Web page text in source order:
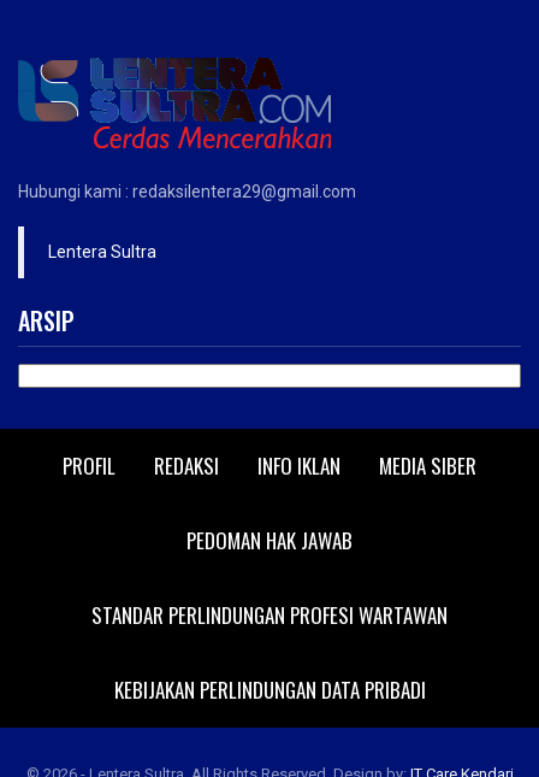
Hubungi kami : redaksilentera29@gmail.com
Lentera Sultra
ARSIP
PROFIL REDAKSI INFO IKLAN MEDIA SIBER
PEDOMAN HAK JAWAB
STANDAR PERLINDUNGAN PROFESI WARTAWAN
KEBIJAKAN PERLINDUNGAN DATA PRIBADI